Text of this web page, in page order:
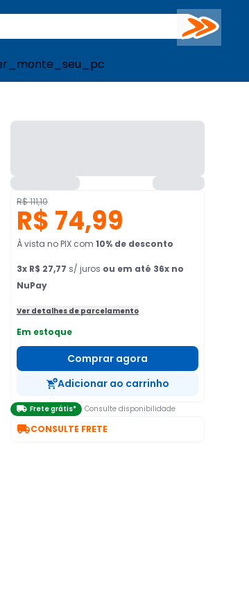
Buscar
Periféricos TV Venda no KaBuM!
TV Venda no KaBuM!
R$ 111,10
R$ 74,99
À vista no PIX com 10% de desconto
3x R$ 27,77 s/ juros ou em até 36x no
NuPay
Ver detalhes de parcelamento
Em estoque
Comprar agora
Adicionar ao carrinho
 Frete grátis* Consulte disponibilidade
CONSULTE FRETE